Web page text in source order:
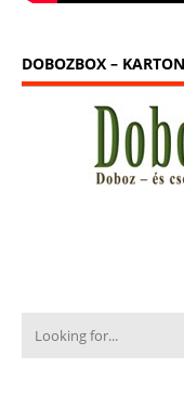
DOBOZBOX –